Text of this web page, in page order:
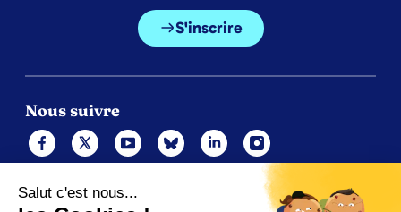
S'inscrire
Nous suivre